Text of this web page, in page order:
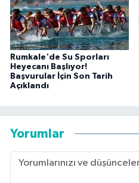
Rumkale'de Su Sporları
Heyecanı Başlıyor!
Başvurular İçin Son Tarih
Açıklandı
Yorumlar